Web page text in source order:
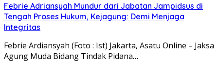
Febrie Adriansyah Mundur dari Jabatan Jampidsus di
Tengah Proses Hukum, Kejagung: Demi Menjaga
Integritas
Febrie Ardiansyah (Foto : Ist) Jakarta, Asatu Online – Jaksa
Agung Muda Bidang Tindak Pidana…